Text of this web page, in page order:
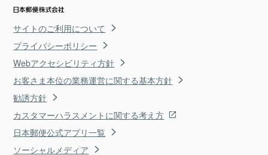
サイトのご利用について
プライバシーポリシー
Webアクセシビリティ方針
お客さま本位の業務運営に関する基本方針
勧誘方針
カスタマーハラスメントに関する考え方
日本郵便公式アプリ一覧
ソーシャルメディア